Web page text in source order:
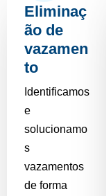
Eliminaç
ão de
vazamen
to
Identificamos
e
solucionamo
s
vazamentos
de forma